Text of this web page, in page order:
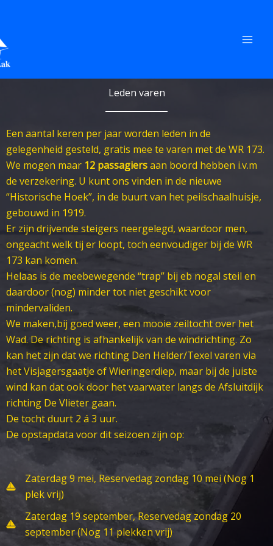
de
inhoud
Leden varen
Een aantal keren per jaar worden leden in de
gelegenheid gesteld, gratis mee te varen met de WR 173.
We mogen maar 12 passagiersaan boord hebben i.v.m
de verzekering. U kunt ons vinden in de nieuwe
“Historische Hoek”, in de buurt van het peilschaalhuisje,
gebouwd in 1919.
Er zijn drijvende steigers neergelegd, waardoor men,
ongeacht welk tij er loopt, toch eenvoudiger bij de WR
173 kan komen.
Helaas is de meebewegende “trap” bij eb nogal steil en
daardoor (nog) minder tot niet geschikt voor
mindervaliden.
We maken,bij goed weer, een mooie zeiltocht over het
Wad. De richting is afhankelijk van de windrichting. Zo
kan het zijn dat we richting Den Helder/Texel varen via
het Visjagersgaatje of Wieringerdiep, maar bij de juiste
wind kan dat ook door het vaarwater langs de Afsluitdijk
richting De Vlieter gaan.
De tocht duurt 2 á 3 uur.
De opstapdata voor dit seizoen zijn op:
Zaterdag 9 mei, Reservedag zondag 10 mei (Nog 1
plek vrij)
Zaterdag 19 september, Reservedag zondag 20
september (Nog 11 plekken vrij)